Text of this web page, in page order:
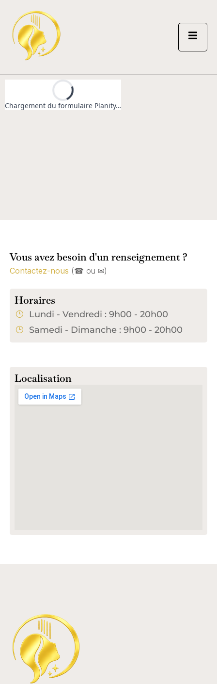
Chargement du formulaire Planity…
Localisation
Vous avez besoin d'un renseignement ?
Contactez-nous (☎︎ ou ✉︎)
Horaires
Lundi - Vendredi : 9h00 - 20h00
Samedi - Dimanche : 9h00 - 20h00